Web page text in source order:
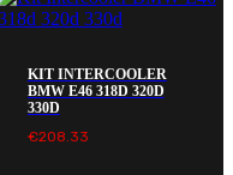
KIT INTERCOOLER
BMW E46 318D 320D
330D
€208.33